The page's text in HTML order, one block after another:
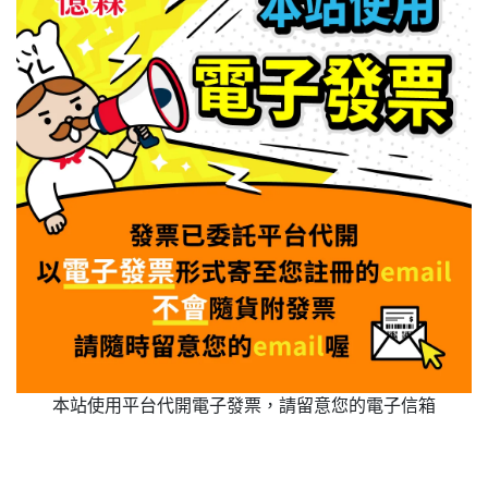
本站使用平台代開電子發票，請留意您的電子信箱